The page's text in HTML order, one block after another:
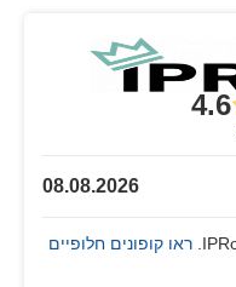
4.6
08.08.2026
ראו קופונים חלופיים